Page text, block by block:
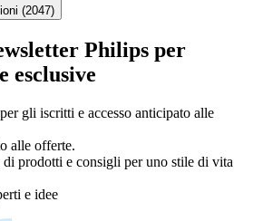
(2047)
Philips per
esclusive
gli iscritti e accesso anticipato alle
alle offerte.
prodotti e consigli per uno stile di vita
e idee